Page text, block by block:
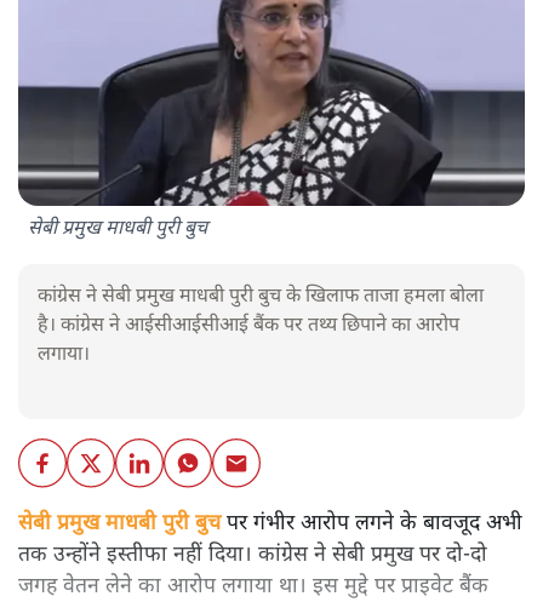
सेबी प्रमुख माधबी पुरी बुच
कांग्रेस ने सेबी प्रमुख माधबी पुरी बुच के खिलाफ ताजा हमला बोला
है। कांग्रेस ने आईसीआईसीआई बैंक पर तथ्य छिपाने का आरोप
लगाया।
सेबी प्रमुख माधबी पुरी बुचपर गंभीर आरोप लगने के बावजूद अभी
तक उन्होंने इस्तीफा नहीं दिया। कांग्रेस ने सेबी प्रमुख पर दो-दो
जगह वेतन लेने का आरोप लगाया था। इस मुद्दे पर प्राइवेट बैंक